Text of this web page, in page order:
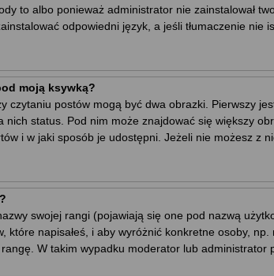
to albo ponieważ administrator nie zainstalował
odpowiedni język, a jeśli tłumaczenie
moją ksywką?
czytaniu postów mogą być dwa obrazki. Pierwszy
nich status. Pod nim może znajdować się większy
i w jaki sposób je udostępni. Jeżeli nie możesz
swojej rangi (pojawiają się one pod nazwą
które napisałeś, i aby wyróżnić konkretne osoby,
W takim wypadku moderator lub administrator